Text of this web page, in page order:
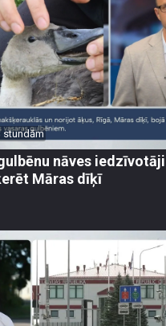
stundām
nāves
Māras dīķī